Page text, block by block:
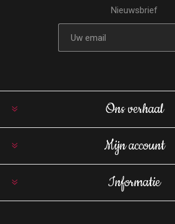
Nieuwsbrief
Ons verhaal
Mijn account
Informatie